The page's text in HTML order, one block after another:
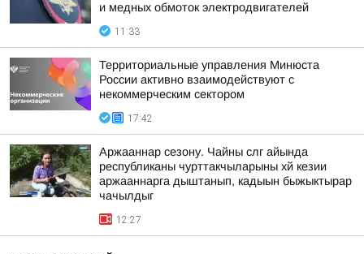
и медных обмоток электродвигателей
11:33
Территориальные управления Минюста
России активно взаимодействуют с
некоммерческим сектором
17:42
Аржааннар сезону. Чайны слг айында
республиканы чурттакчыларыны хй кезии
аржааннарга дыштанып, кадыын быжыктырар
чачылдыг
12:27